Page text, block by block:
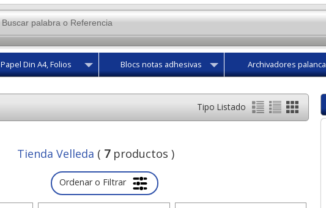
Papel Din A4, Folios Blocs notas adhesivas Archivadores palanca
Tipo Listado
Tienda Velleda ( 7productos )
Ordenar o Filtrar